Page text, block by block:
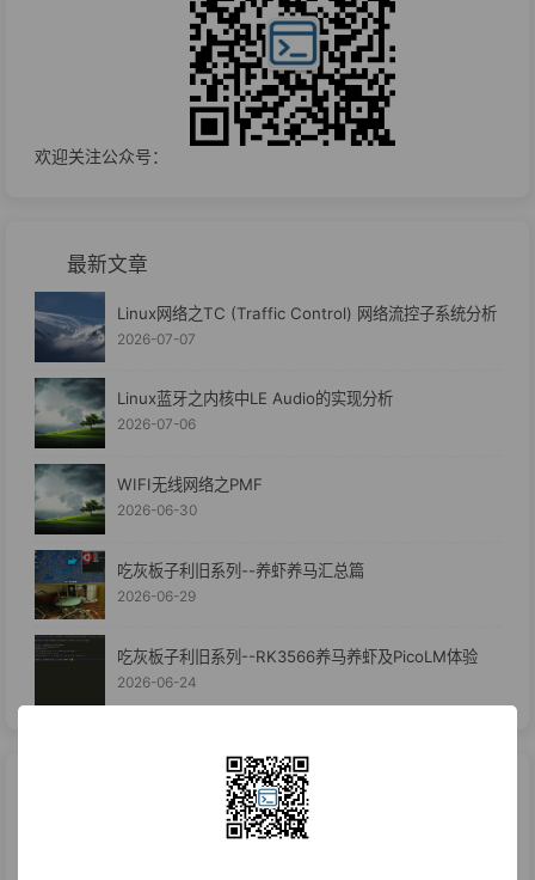
欢迎关注公众号：
最新文章
Linux网络之TC (Traffic Control) 网络流控子系统分析
2026-07-07
Linux蓝牙之内核中LE Audio的实现分析
2026-07-06
WIFI无线网络之PMF
2026-06-30
吃灰板子利旧系列--养虾养马汇总篇
2026-06-29
吃灰板子利旧系列--RK3566养马养虾及PicoLM体验
2026-06-24